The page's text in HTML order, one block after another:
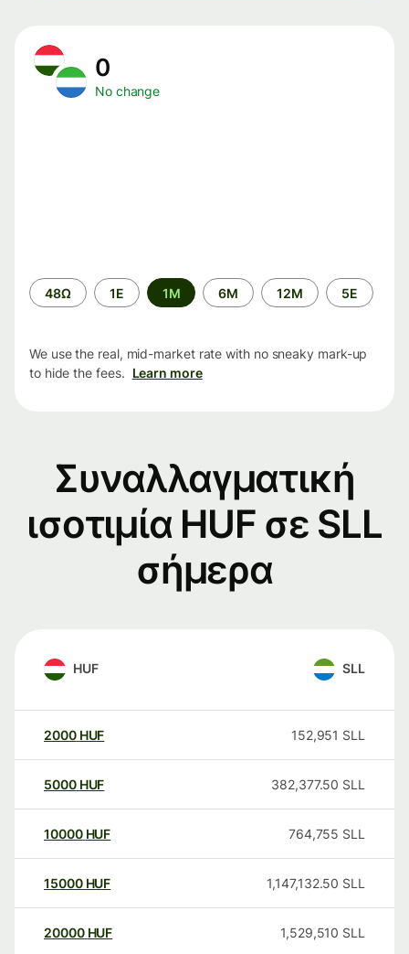
0
No change
Time
period
48Ω 1Ε 1M 6M 12M 5Ε
We use the real, mid-market rate with no sneaky mark-up
to hide the fees. Learn more
Συναλλαγματική
ισοτιμία HUF σε SLL
σήμερα
HUF SLL
2000 HUF 152,951 SLL
5000 HUF 382,377.50 SLL
10000 HUF 764,755 SLL
15000 HUF 1,147,132.50 SLL
20000 HUF 1,529,510 SLL